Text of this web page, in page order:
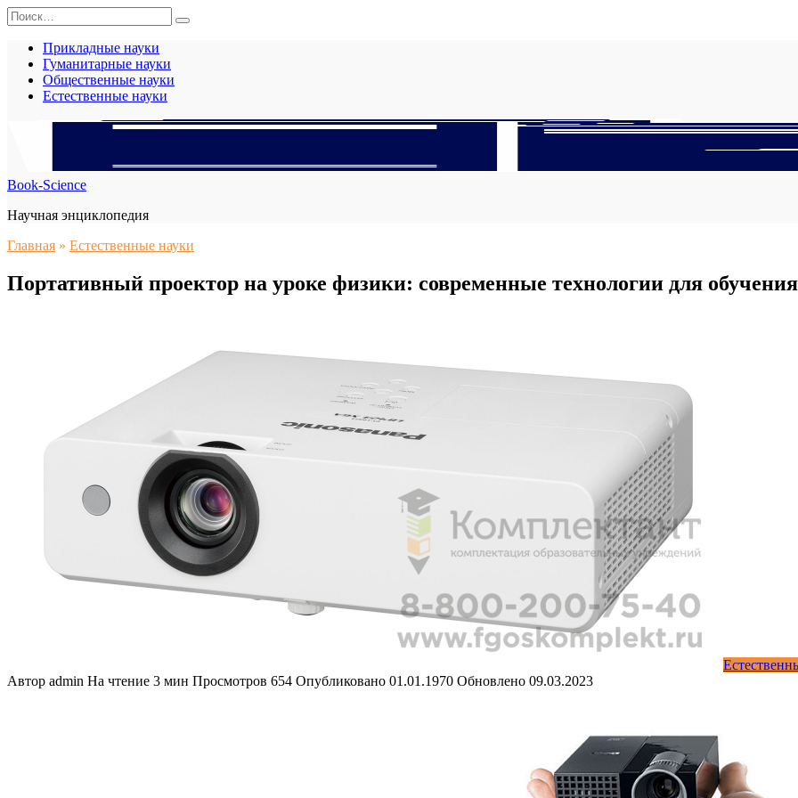
Перейти
к
содержанию
Search
for:
Прикладные науки
Гуманитарные науки
Общественные науки
Естественные науки
Book-Science
Научная энциклопедия
Главная » Естественные науки
Портативный проектор на уроке физики: современные технологии для обучения
Автор admin На чтение 3 мин Просмотров 654 Опубликовано 01.01.1970 Обновлено 09.03.2023